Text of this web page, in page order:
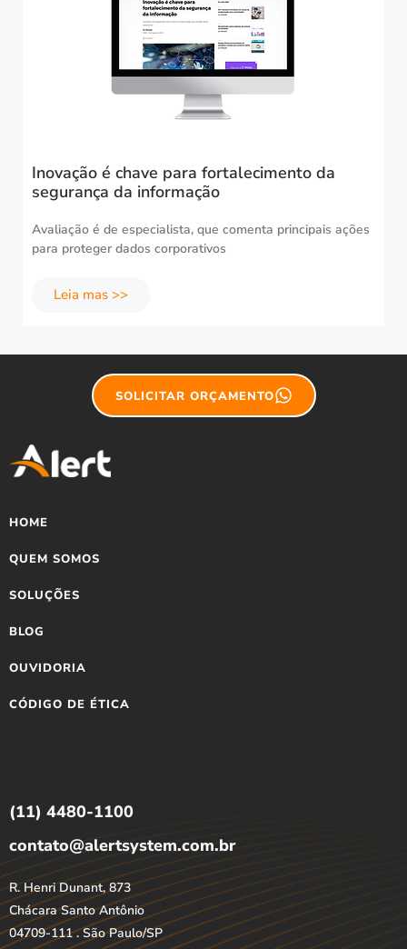
Inovação é chave para fortalecimento da
segurança da informação
Avaliação é de especialista, que comenta principais ações
para proteger dados corporativos
Leia mas >>
SOLICITAR ORÇAMENTO
HOME
QUEM SOMOS
SOLUÇÕES
BLOG
OUVIDORIA
CÓDIGO DE ÉTICA
(11) 4480-1100
contato@alertsystem.com.br
R. Henri Dunant, 873
Chácara Santo Antônio
04709-111 . São Paulo/SP